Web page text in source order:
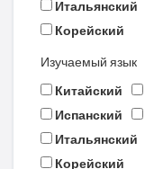
Итальянский
Корейский
Изучаемый язык
Китайский
Испанский
Итальянский
Корейский